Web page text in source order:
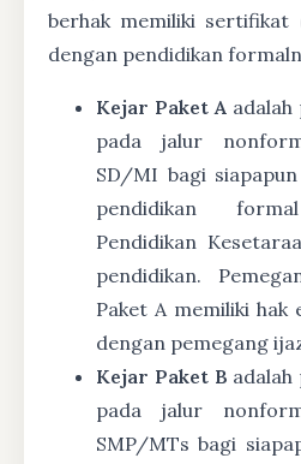
berhak memiliki sertifikat
dengan pendidikan
Kejar Paket A
pada jalur
SD/MI bagi
pendidikan
Pendidikan
pendidikan.
Paket A memiliki hak
dengan pemegang
Kejar Paket B
pada jalur
SMP/MTs bagi